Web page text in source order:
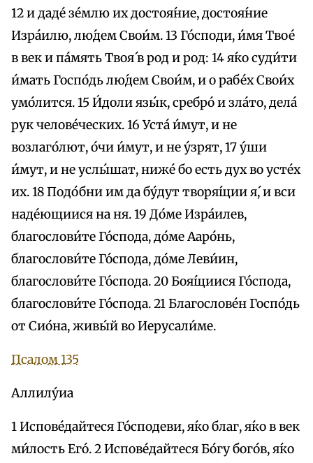
12 и даде́ зе́млю их достоя́ние, достоя́ние
Изра́илю, лю́дем Свои́м. 13 Го́споди, и́мя Твое́
в век и па́мять Твоя́ в род и род: 14 я́ко суди́ти
и́мать Госпо́дь лю́дем Свои́м, и о рабе́х Свои́х
умо́лится. 15 И́доли язы́к, сребро́ и зла́то, дела́
рук челове́ческих. 16 Уста́ и́мут, и не
возлаго́лют, о́чи и́мут, и не у́зрят, 17 у́ши
и́мут, и не услы́шат, ниже́ бо есть дух во усте́х
их. 18 Подо́бни им да бу́дут творя́щии я́, и вси
наде́ющиися на ня. 19 До́ме Изра́илев,
благослови́те Го́спода, до́ме Ааро́нь,
благослови́те Го́спода, до́ме Леви́ин,
благослови́те Го́спода. 20 Боя́щиися Го́спода,
благослови́те Го́спода. 21 Благослове́н Госпо́дь
от Сио́на, живы́й во Иерусали́ме.
Псалом 135
Аллилу́иа
1 Испове́дайтеся Го́сподеви, я́ко благ, я́ко в век
ми́лость Его́. 2 Испове́дайтеся Бо́гу бого́в, я́ко